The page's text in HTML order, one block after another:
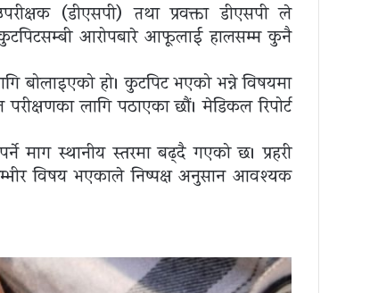
(डीएसपी) तथा प्रवक्ता डीएसपी ले
आरोपबारे आफूलाई हालसम्म कुनै
बोलाइएको हो। कुटपिट भएको भन्ने विषयमा
लागि पठाएका छौं। मेडिकल रिपोर्ट
माग स्थानीय स्तरमा बढ्दै गएको छ। प्रहरी
विषय भएकाले निष्पक्ष अनुसन्धान आवश्यक